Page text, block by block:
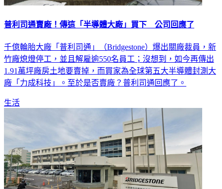
普利司通賣廠！傳這「半導體大廠」買下 公司回應了
千億輪胎大廠「普利司通」（Bridgestone）爆出關廠裁員，新
竹廠熄燈停工，並且解雇逾550名員工；沒想到，如今再傳出
1.91萬坪廠房土地要賣掉，而買家為全球第五大半導體封測大
廠「力成科技」。至於是否賣廠？普利司通回應了。
生活